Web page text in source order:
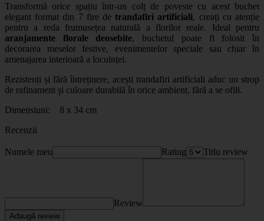
Transformă orice spațiu într-un colț de poveste cu acest buchet
elegant format din 7 fire de trandafiri artificiali, creați cu atenție
pentru a reda frumusețea naturală a florilor reale. Ideal pentru
aranjamente florale deosebite, buchetul poate fi folosit în
decorarea meselor festive, evenimentelor speciale sau chiar în
amenajarea interioară a locuinței.
Rezistenți și fără întreținere, acești trandafiri artificiali aduc un strop
de rafinament și culoare durabilă în orice ambient, fără a se ofili.
Dimensiuni: 8 x 34 cm
Recenzii
Numele meu Rating Titlu review
Review
Adaugă review